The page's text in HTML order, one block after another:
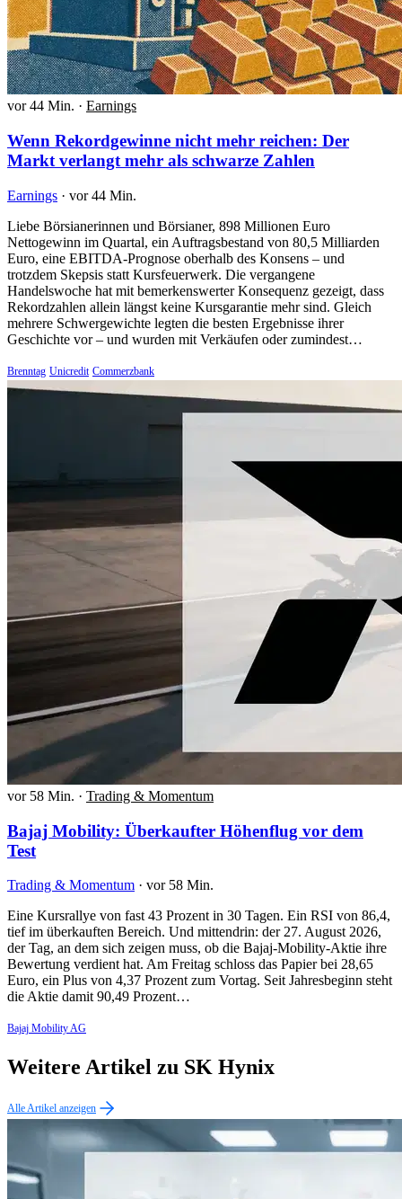
vor 44 Min. · Earnings
Wenn Rekordgewinne nicht mehr reichen: Der
Markt verlangt mehr als schwarze Zahlen
Earnings · vor 44 Min.
Liebe Börsianerinnen und Börsianer, 898 Millionen Euro
Nettogewinn im Quartal, ein Auftragsbestand von 80,5 Milliarden
Euro, eine EBITDA-Prognose oberhalb des Konsens – und
trotzdem Skepsis statt Kursfeuerwerk. Die vergangene
Handelswoche hat mit bemerkenswerter Konsequenz gezeigt, dass
Rekordzahlen allein längst keine Kursgarantie mehr sind. Gleich
mehrere Schwergewichte legten die besten Ergebnisse ihrer
Geschichte vor – und wurden mit Verkäufen oder zumindest…
Brenntag Unicredit Commerzbank
vor 58 Min. · Trading & Momentum
Bajaj Mobility: Überkaufter Höhenflug vor dem
Test
Trading & Momentum · vor 58 Min.
Eine Kursrallye von fast 43 Prozent in 30 Tagen. Ein RSI von 86,4,
tief im überkauften Bereich. Und mittendrin: der 27. August 2026,
der Tag, an dem sich zeigen muss, ob die Bajaj-Mobility-Aktie ihre
Bewertung verdient hat. Am Freitag schloss das Papier bei 28,65
Euro, ein Plus von 4,37 Prozent zum Vortag. Seit Jahresbeginn steht
die Aktie damit 90,49 Prozent…
Bajaj Mobility AG
Weitere Artikel zu SK Hynix
Alle Artikel anzeigen